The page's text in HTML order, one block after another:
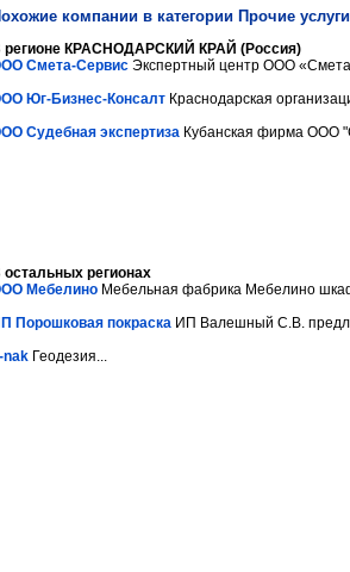
компании в категории Прочие
регионе КРАСНОДАРСКИЙ КРАЙ (Россия)
Смета-Сервис Экспертный центр ООО
Юг-Бизнес-Консалт Краснодарская
Судебная экспертиза Кубанская фирма ООО
остальных регионах
Мебелино Мебельная фабрика Мебелино
Порошковая покраска ИП Валешный С.В.
nak Геодезия...